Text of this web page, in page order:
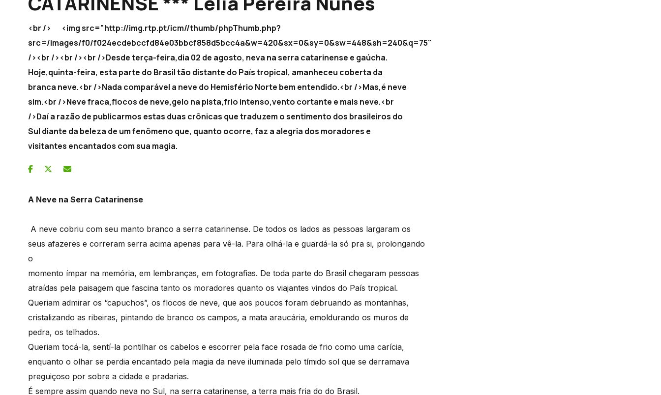
<br /> <img src="http://img.rtp.pt/icm//thumb/phpThumb.php?
src=/images/f0/f024ecdebccfd84e03bbcf858d5bcc4a&w=420&sx=0&sy=0&sw=448&sh=240&q=75"
/><br /><br /><br />Desde terça-feira,dia 02 de agosto, neva na serra catarinense e gaúcha.
Hoje,quinta-feira, esta parte do Brasil tão distante do País tropical, amanheceu coberta da
branca neve.<br />Nada comparável a neve do Hemisfério Norte bem entendido.<br />Mas,é neve
sim.<br />Neve fraca,flocos de neve,gelo na pista,frio intenso,vento cortante e mais neve.<br
/>Daí a razão de publicarmos estas duas crônicas que traduzem o sentimento dos brasileiros do
Sul diante da beleza de um fenômeno que, quanto ocorre, faz a alegria dos moradores e
visitantes encantados com sua magia.
A Neve na Serra Catarinense
A neve cobriu com seu manto branco a serra catarinense. De todos os lados as pessoas largaram os
seus afazeres e correram serra acima apenas para vê-la. Para olhá-la e guardá-la só pra si, prolongando
o
momento ímpar na memória, em lembranças, em fotografias. De toda parte do Brasil chegaram pessoas
atraídas pela paisagem que fascina tanto os moradores quanto os viajantes vindos do País tropical.
Queriam admirar os “capuchos”, os flocos de neve, que aos poucos foram debruando as montanhas,
cristalizando as ribeiras, pintando de branco os campos, a mata araucária, emoldurando os muros de
pedra, os telhados.
Queriam tocá-la, sentí-la pontilhar os cabelos e escorrer pela face rosada de frio como uma carícia,
enquanto o olhar se perdia encantado pela magia da neve iluminada pelo tímido sol que se derramava
preguiçoso por sobre a cidade e pradarias.
É sempre assim quando neva no Sul, na serra catarinense, a terra mais fria do do Brasil.